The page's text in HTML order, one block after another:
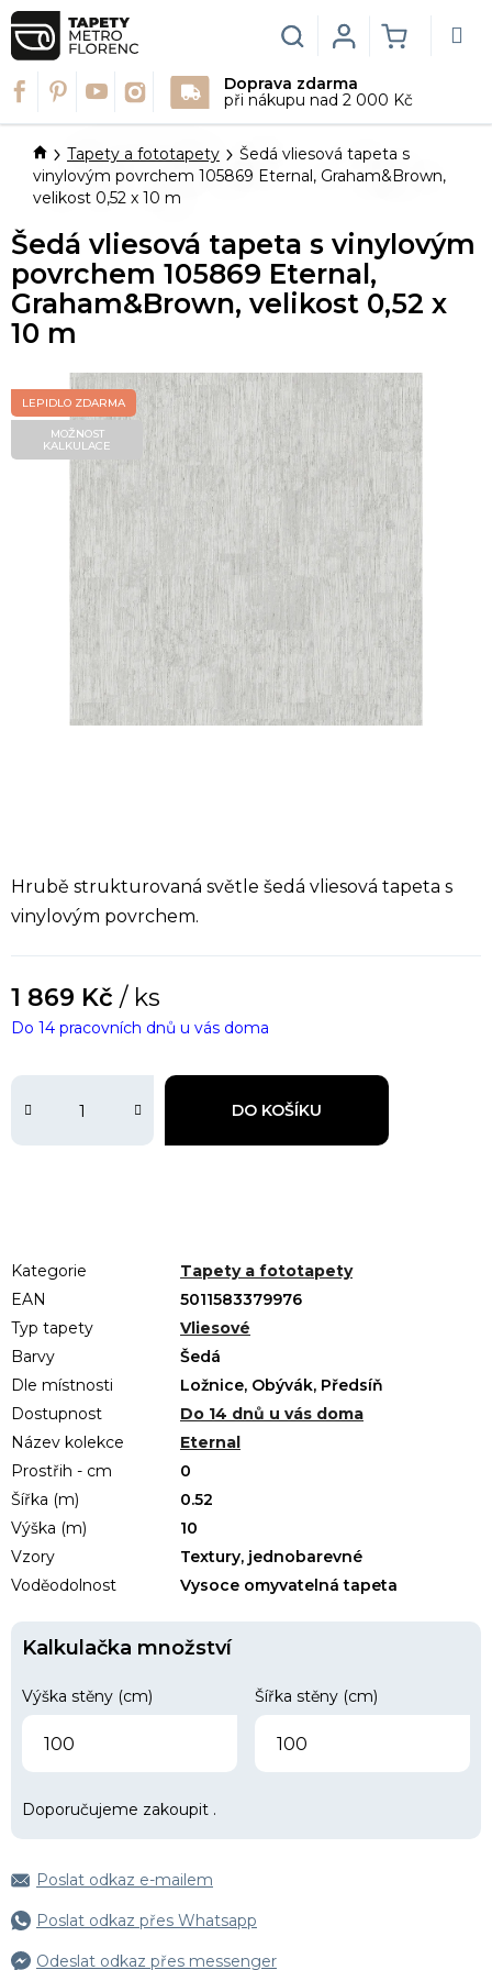
Přejít
na
obsah
Doprava zdarma
při nákupu nad 2 000 Kč
Hledat
KOŠÍK
Login
DomůTapety a fototapety
Šedá vliesová tapeta s
vinylovým povrchem 105869 Eternal, Graham&Brown,
velikost 0,52 x 10 m
Hrubě strukturovaná světle šedá vliesová tapeta s
vinylovým povrchem.
1 869 Kč / ks
DO KOŠÍKU
Do 14 pracovních dnů u vás doma
Kategorie
Tapety a fototapety
EAN
5011583379976
Typ tapety
Vliesové
Barvy
Šedá
Dle místnosti
Ložnice, Obývák, Předsíň
Dostupnost
Do 14 dnů u vás doma
Název kolekce
Eternal
Prostřih - cm
0
Šířka (m)
0.52
Výška (m)
10
Vzory
Textury, jednobarevné
Voděodolnost
Vysoce omyvatelná tapeta
Kalkulačka množství
Výška stěny (cm) Šířka stěny (cm)
Doporučujeme zakoupit .
Poslat odkaz e-mailem
Poslat odkaz přes Whatsapp
Odeslat odkaz přes messenger
Šedá vliesová tapeta s vinylovým
povrchem 105869 Eternal,
Graham&Brown, velikost 0,52 x
10 m
LEPIDLO ZDARMA
MOŽNOST
KALKULACE